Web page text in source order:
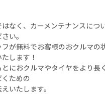
なく、カーメンテナンスにつ
い。
が無料でお客様のおクルマの
します！
におクルマやタイヤをより長
ための
いたします。